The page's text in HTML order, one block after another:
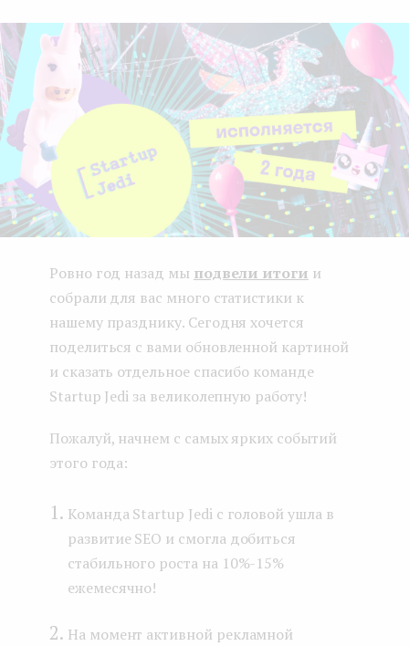
Ровно год назад мы подвели итоги и
собрали для вас много статистики к
нашему празднику. Сегодня хочется
поделиться с вами обновленной картиной
и сказать отдельное спасибо команде
Startup Jedi за великолепную работу!
Пожалуй, начнем с самых ярких событий
этого года:
Команда Startup Jedi с головой ушла в
развитие SEO и смогла добиться
стабильного роста на 10%-15%
ежемесячно!
На момент активной рекламной